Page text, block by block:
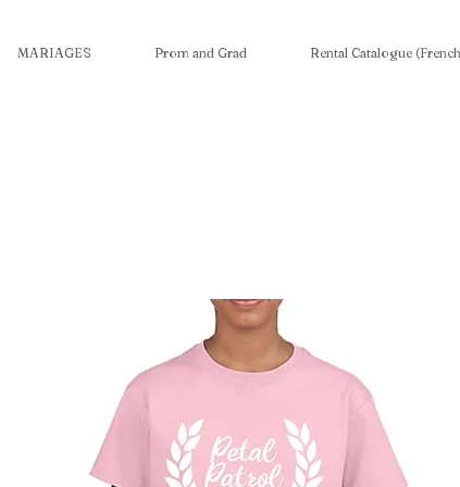
MARIAGES Prom and Grad Rental Catalogue